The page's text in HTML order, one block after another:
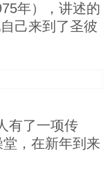
年），讲述的
己来到了圣彼
有了一项传
，在新年到来